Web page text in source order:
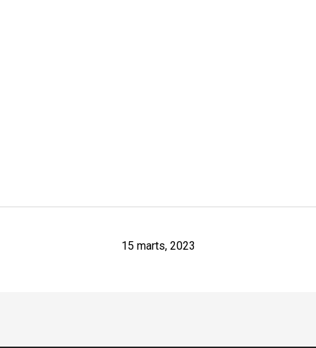
15 marts, 2023